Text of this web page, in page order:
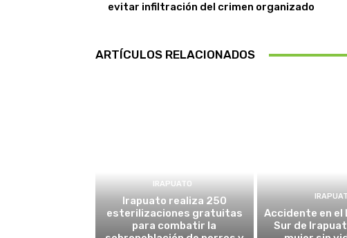
evitar infiltración del crimen organizado
ARTÍCULOS RELACIONADOS
IRAPUATO
Irapuato realiza 250
esterilizaciones gratuitas
para combatir la
Accidente en el
Sur de